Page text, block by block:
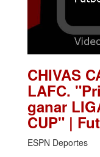
CHIVAS
LAFC.
ganar
CUP" |
ESPN Deportes